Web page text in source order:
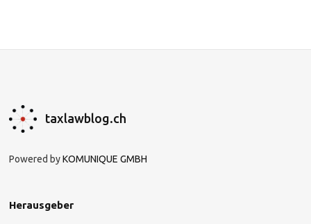
taxlawblog.ch
Powered byKOMUNIQUE GMBH
Herausgeber